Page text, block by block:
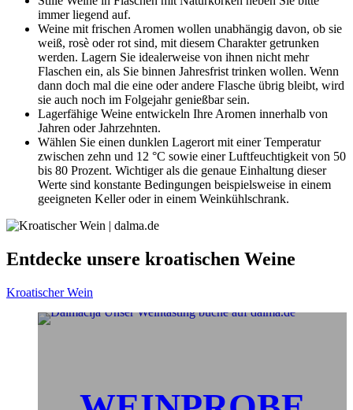
immer liegend auf.
Weine mit frischen Aromen wollen unabhängig davon, ob sie
weiß, rosè oder rot sind, mit diesem Charakter getrunken
werden. Lagern Sie idealerweise von ihnen nicht mehr
Flaschen ein, als Sie binnen Jahresfrist trinken wollen. Wenn
dann doch mal die eine oder andere Flasche übrig bleibt, wird
sie auch noch im Folgejahr genießbar sein.
Lagerfähige Weine entwickeln Ihre Aromen innerhalb von
Jahren oder Jahrzehnten.
Wählen Sie einen dunklen Lagerort mit einer Temperatur
zwischen zehn und 12 °C sowie einer Luftfeuchtigkeit von 50
bis 80 Prozent. Wichtiger als die genaue Einhaltung dieser
Werte sind konstante Bedingungen beispielsweise in einem
geeigneten Keller oder in einem Weinkühlschrank.
Entdecke unsere kroatischen Weine
Kroatischer Wein